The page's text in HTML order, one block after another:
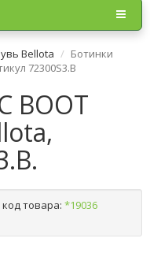
Bellota
Ботинки
72300S3.B
BOOT
товара: *19036